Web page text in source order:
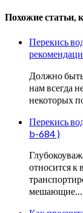
Похожие статьи,
Перекись
Должно
нам всегда
некоторых
Перекись
b-684 )
относится к
мешающие…